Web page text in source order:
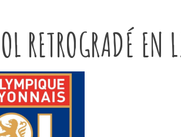
RETROGRADÉ EN